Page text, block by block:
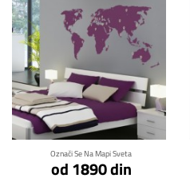
Označi Se Na Mapi Sveta
od 1890 din
Klikni za detalje